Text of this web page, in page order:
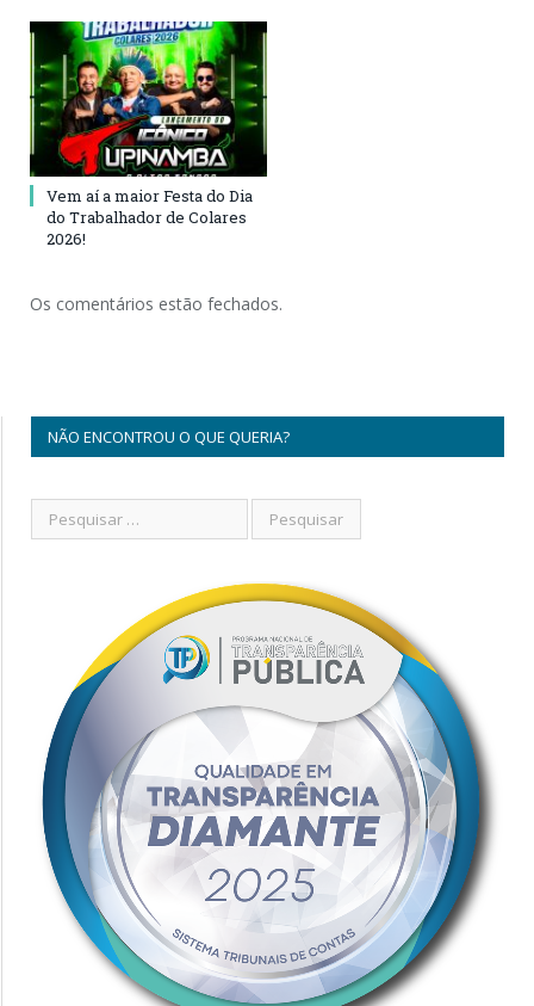
Vem aí a maior Festa do Dia
do Trabalhador de Colares
2026!
Os comentários estão fechados.
NÃO ENCONTROU O QUE QUERIA?